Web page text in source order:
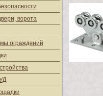
ворота
ограждений